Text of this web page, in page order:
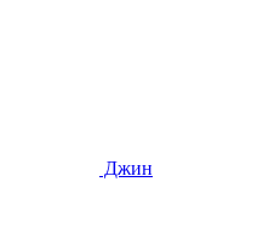
Джин